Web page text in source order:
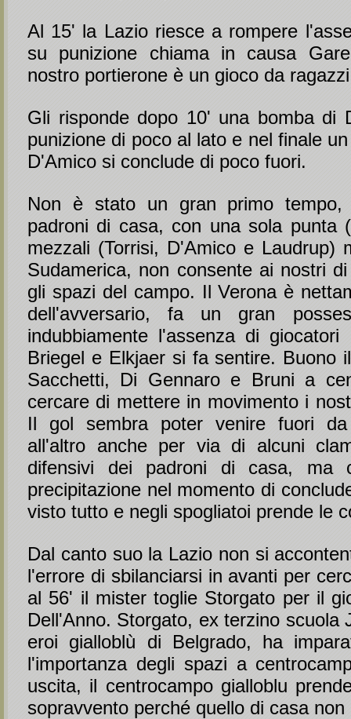
Al 15' la Lazio riesce a rompere
su punizione chiama in causa
nostro portierone è un gioco da
Gli risponde dopo 10' una bomba di
punizione di poco al lato e nel finale
D'Amico si conclude di poco fuori.
Non è stato un gran primo
padroni di casa, con una sola punta
mezzali (Torrisi, D'Amico e Laudrup)
Sudamerica, non consente ai nostri
gli spazi del campo. Il Verona è
dell'avversario, fa un gran
indubbiamente l'assenza di
Briegel e Elkjaer si fa sentire. Buono
Sacchetti, Di Gennaro e Bruni a
cercare di mettere in movimento i
Il gol sembra poter venire fuori
all'altro anche per via di alcuni
difensivi dei padroni di casa,
precipitazione nel momento di
visto tutto e negli spogliatoi prende le
Dal canto suo la Lazio non si
l'errore di sbilanciarsi in avanti per
al 56' il mister toglie Storgato per il
Dell'Anno. Storgato, ex terzino scuola
eroi gialloblù di Belgrado, ha
l'importanza degli spazi a
uscita, il centrocampo gialloblu
sopravvento perché quello di casa